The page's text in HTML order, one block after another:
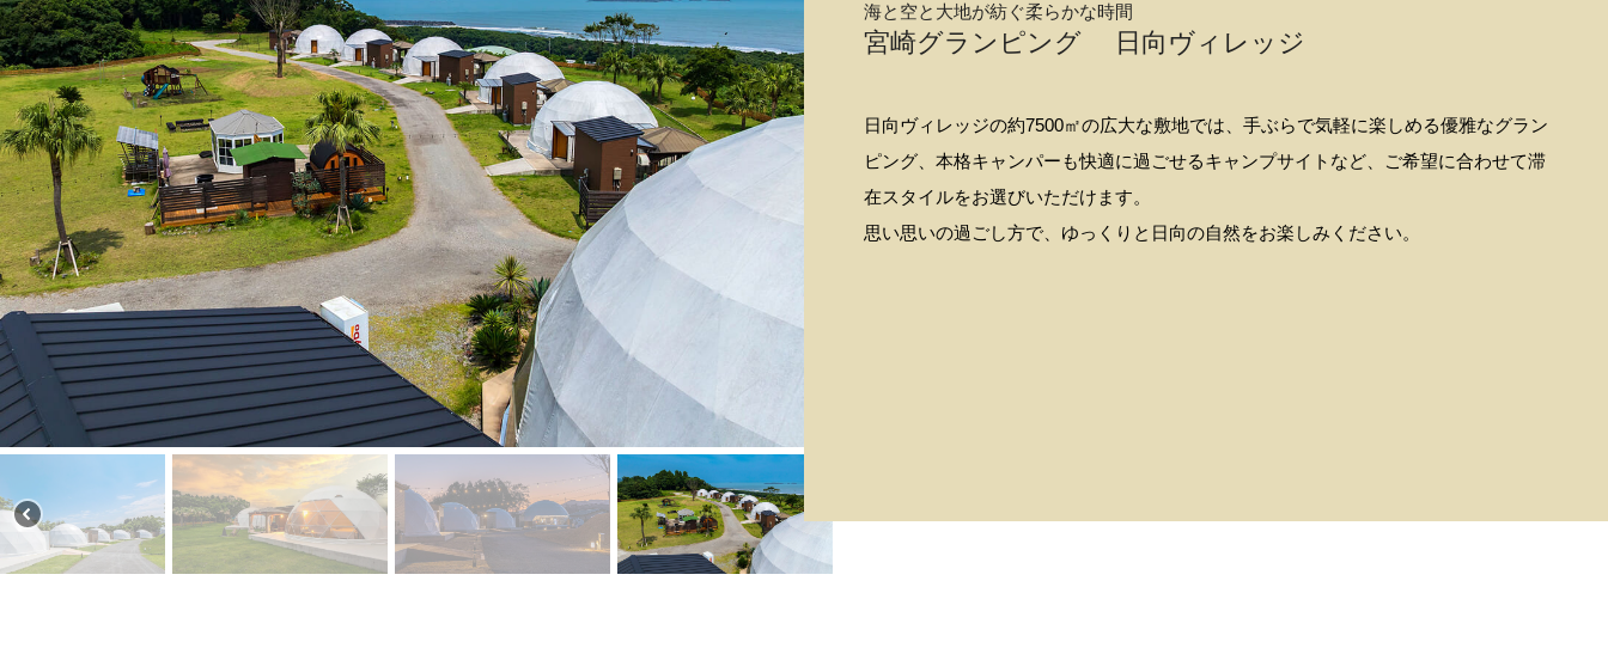
海と空と大地が紡ぐ柔らかな時間
宮崎グランピング 日向ヴィレッジ
日向ヴィレッジの約7500㎡の広大な敷地では、手ぶらで気軽に楽しめる優雅なグラン
ピング、本格キャンパーも快適に過ごせるキャンプサイトなど、ご希望に合わせて滞
在スタイルをお選びいただけます。
思い思いの過ごし方で、ゆっくりと日向の自然をお楽しみください。